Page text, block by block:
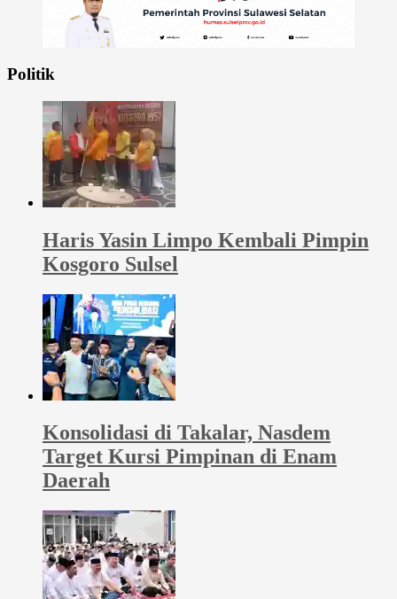
Politik
Haris Yasin Limpo Kembali Pimpin
Kosgoro Sulsel
Konsolidasi di Takalar, Nasdem
Target Kursi Pimpinan di Enam
Daerah